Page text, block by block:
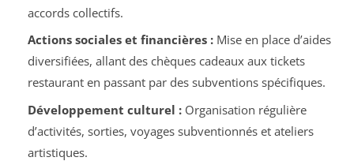
accords collectifs.
Actions sociales et financières :Mise en place d’aides
diversifiées, allant des chèques cadeaux aux tickets
restaurant en passant par des subventions spécifiques.
Développement culturel :Organisation régulière
d’activités, sorties, voyages subventionnés et ateliers
artistiques.